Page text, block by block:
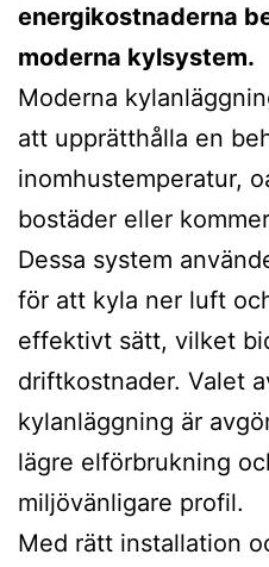
energikostnaderna
moderna kylsystem.
Moderna
att upprätthålla en
inomhustemperatur,
bostäder eller
Dessa system
för att kyla ner luft
effektivt sätt, vilket
driftkostnader. Valet
kylanläggning är
lägre elförbrukning
miljövänligare profil.
Med rätt installation